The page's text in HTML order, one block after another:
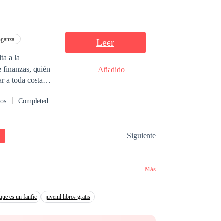
quien
puestos en la
a la
finanzas, quién
a toda costa
se ha
Completed
Leer
Añadido
Siguiente
Más
que es un fanfic juvenil libros gratis